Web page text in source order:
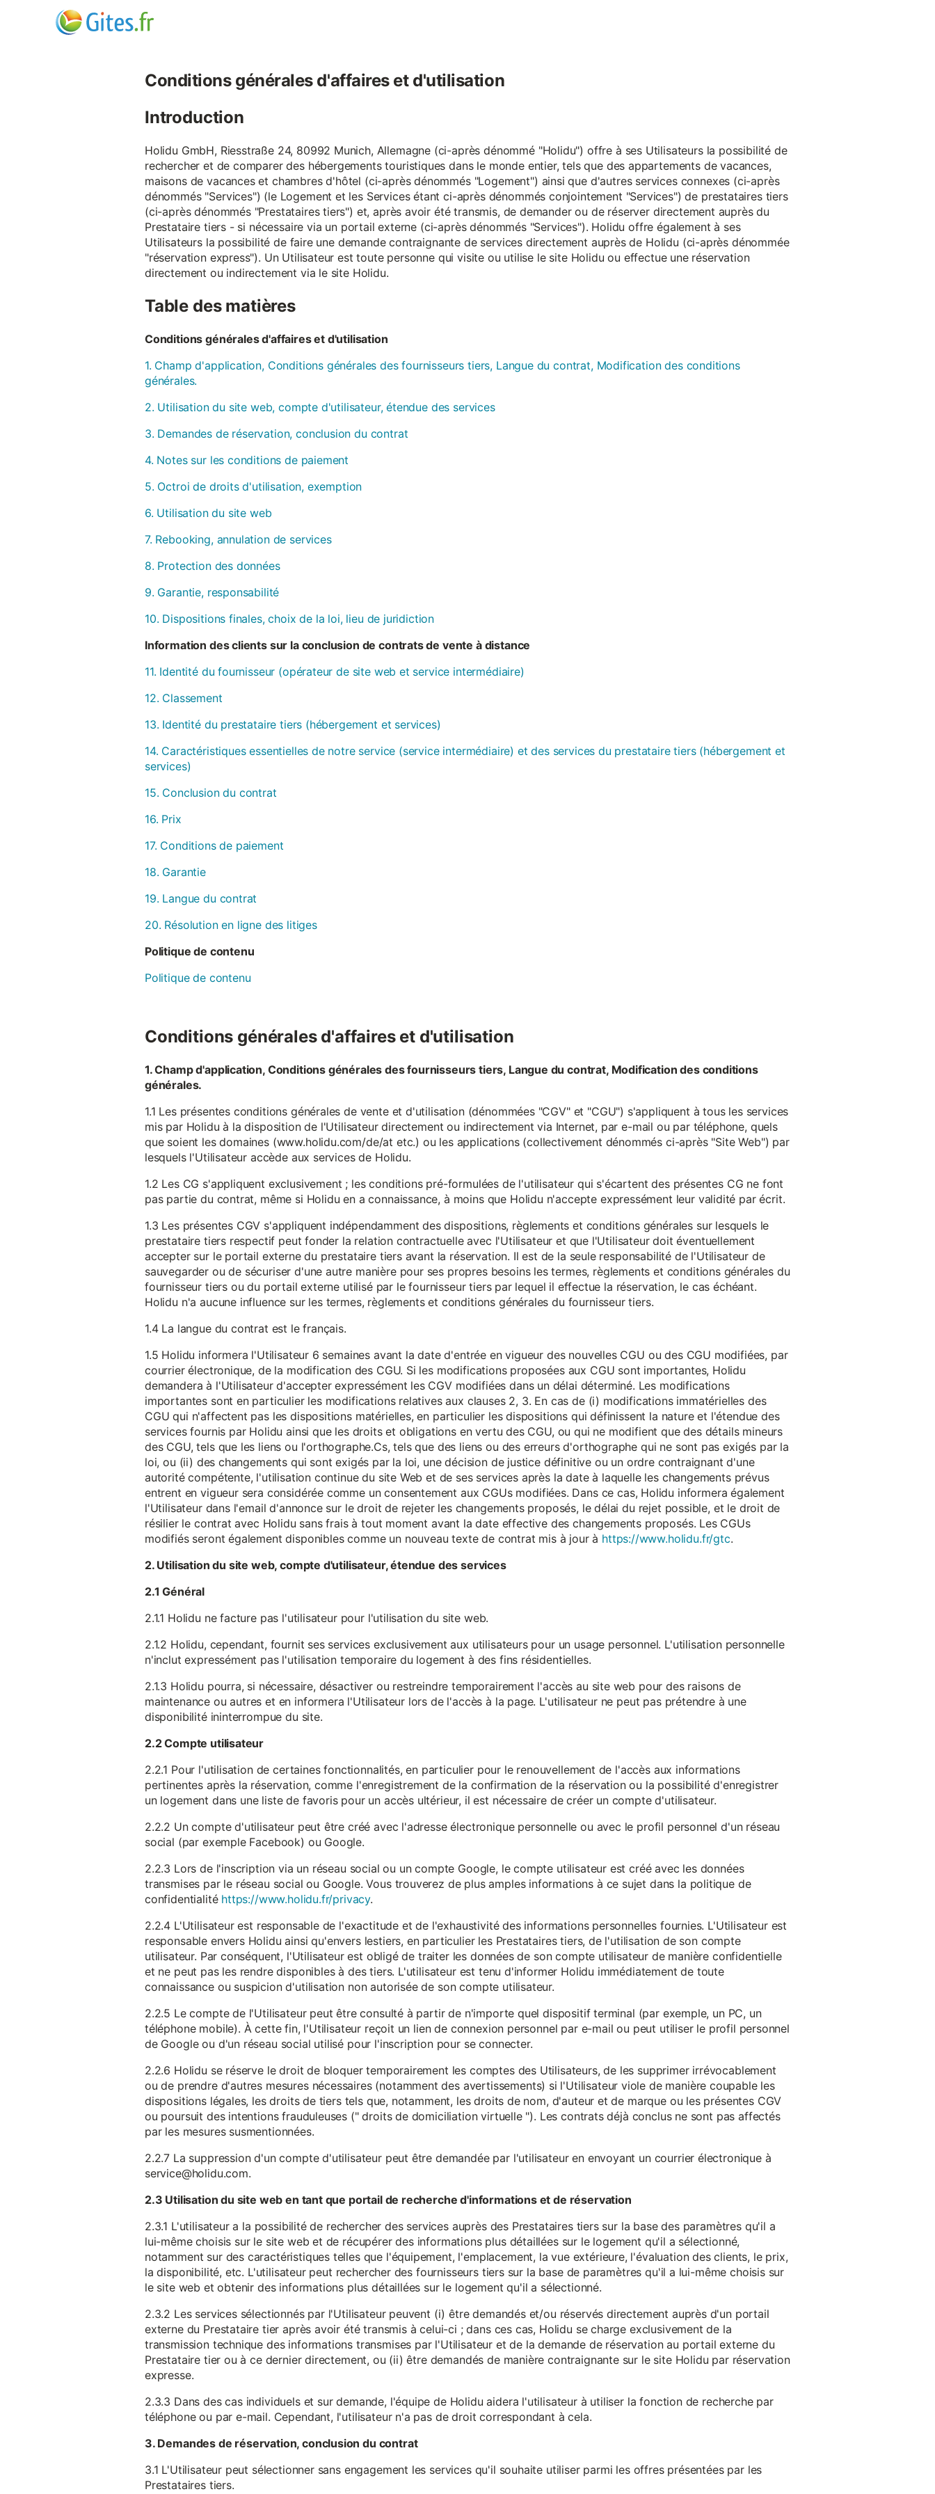
Conditions générales d'affaires et d'utilisation
Introduction
Holidu GmbH, Riesstraße 24, 80992 Munich, Allemagne (ci-après dénommé "Holidu") offre à ses Utilisateurs la possibilité de
rechercher et de comparer des hébergements touristiques dans le monde entier, tels que des appartements de vacances,
maisons de vacances et chambres d'hôtel (ci-après dénommés "Logement") ainsi que d'autres services connexes (ci-après
dénommés "Services") (le Logement et les Services étant ci-après dénommés conjointement "Services") de prestataires tiers
(ci-après dénommés "Prestataires tiers") et, après avoir été transmis, de demander ou de réserver directement auprès du
Prestataire tiers - si nécessaire via un portail externe (ci-après dénommés "Services"). Holidu offre également à ses
Utilisateurs la possibilité de faire une demande contraignante de services directement auprès de Holidu (ci-après dénommée
"réservation express"). Un Utilisateur est toute personne qui visite ou utilise le site Holidu ou effectue une réservation
directement ou indirectement via le site Holidu.
Table des matières
Conditions générales d'affaires et d'utilisation
1. Champ d'application, Conditions générales des fournisseurs tiers, Langue du contrat, Modification des conditions
générales.
2. Utilisation du site web, compte d'utilisateur, étendue des services
3. Demandes de réservation, conclusion du contrat
4. Notes sur les conditions de paiement
5. Octroi de droits d'utilisation, exemption
6. Utilisation du site web
7. Rebooking, annulation de services
8. Protection des données
9. Garantie, responsabilité
10. Dispositions finales, choix de la loi, lieu de juridiction
Information des clients sur la conclusion de contrats de vente à distance
11. Identité du fournisseur (opérateur de site web et service intermédiaire)
12. Classement
13. Identité du prestataire tiers (hébergement et services)
14. Caractéristiques essentielles de notre service (service intermédiaire) et des services du prestataire tiers (hébergement et
services)
15. Conclusion du contrat
16. Prix
17. Conditions de paiement
18. Garantie
19. Langue du contrat
20. Résolution en ligne des litiges
Politique de contenu
Politique de contenu
Conditions générales d'affaires et d'utilisation
1. Champ d'application, Conditions générales des fournisseurs tiers, Langue du contrat, Modification des conditions
générales.
1.1 Les présentes conditions générales de vente et d'utilisation (dénommées "CGV" et "CGU") s'appliquent à tous les services
mis par Holidu à la disposition de l'Utilisateur directement ou indirectement via Internet, par e-mail ou par téléphone, quels
que soient les domaines (www.holidu.com/de/at etc.) ou les applications (collectivement dénommés ci-après "Site Web") par
lesquels l'Utilisateur accède aux services de Holidu.
1.2 Les CG s'appliquent exclusivement ; les conditions pré-formulées de l'utilisateur qui s'écartent des présentes CG ne font
pas partie du contrat, même si Holidu en a connaissance, à moins que Holidu n'accepte expressément leur validité par écrit.
1.3 Les présentes CGV s'appliquent indépendamment des dispositions, règlements et conditions générales sur lesquels le
prestataire tiers respectif peut fonder la relation contractuelle avec l'Utilisateur et que l'Utilisateur doit éventuellement
accepter sur le portail externe du prestataire tiers avant la réservation. Il est de la seule responsabilité de l'Utilisateur de
sauvegarder ou de sécuriser d'une autre manière pour ses propres besoins les termes, règlements et conditions générales du
fournisseur tiers ou du portail externe utilisé par le fournisseur tiers par lequel il effectue la réservation, le cas échéant.
Holidu n'a aucune influence sur les termes, règlements et conditions générales du fournisseur tiers.
1.4 La langue du contrat est le français.
1.5 Holidu informera l'Utilisateur 6 semaines avant la date d'entrée en vigueur des nouvelles CGU ou des CGU modifiées, par
courrier électronique, de la modification des CGU. Si les modifications proposées aux CGU sont importantes, Holidu
demandera à l'Utilisateur d'accepter expressément les CGV modifiées dans un délai déterminé. Les modifications
importantes sont en particulier les modifications relatives aux clauses 2, 3. En cas de (i) modifications immatérielles des
CGU qui n'affectent pas les dispositions matérielles, en particulier les dispositions qui définissent la nature et l'étendue des
services fournis par Holidu ainsi que les droits et obligations en vertu des CGU, ou qui ne modifient que des détails mineurs
des CGU, tels que les liens ou l'orthographe.Cs, tels que des liens ou des erreurs d'orthographe qui ne sont pas exigés par la
loi, ou (ii) des changements qui sont exigés par la loi, une décision de justice définitive ou un ordre contraignant d'une
autorité compétente, l'utilisation continue du site Web et de ses services après la date à laquelle les changements prévus
entrent en vigueur sera considérée comme un consentement aux CGUs modifiées. Dans ce cas, Holidu informera également
l'Utilisateur dans l'email d'annonce sur le droit de rejeter les changements proposés, le délai du rejet possible, et le droit de
résilier le contrat avec Holidu sans frais à tout moment avant la date effective des changements proposés. Les CGUs
modifiés seront également disponibles comme un nouveau texte de contrat mis à jour à https://www.holidu.fr/gtc.
2. Utilisation du site web, compte d'utilisateur, étendue des services
2.1 Général
2.1.1 Holidu ne facture pas l'utilisateur pour l'utilisation du site web.
2.1.2 Holidu, cependant, fournit ses services exclusivement aux utilisateurs pour un usage personnel. L'utilisation personnelle
n'inclut expressément pas l'utilisation temporaire du logement à des fins résidentielles.
2.1.3 Holidu pourra, si nécessaire, désactiver ou restreindre temporairement l'accès au site web pour des raisons de
maintenance ou autres et en informera l'Utilisateur lors de l'accès à la page. L'utilisateur ne peut pas prétendre à une
disponibilité ininterrompue du site.
2.2 Compte utilisateur
2.2.1 Pour l'utilisation de certaines fonctionnalités, en particulier pour le renouvellement de l'accès aux informations
pertinentes après la réservation, comme l'enregistrement de la confirmation de la réservation ou la possibilité d'enregistrer
un logement dans une liste de favoris pour un accès ultérieur, il est nécessaire de créer un compte d'utilisateur.
2.2.2 Un compte d'utilisateur peut être créé avec l'adresse électronique personnelle ou avec le profil personnel d'un réseau
social (par exemple Facebook) ou Google.
2.2.3 Lors de l'inscription via un réseau social ou un compte Google, le compte utilisateur est créé avec les données
transmises par le réseau social ou Google. Vous trouverez de plus amples informations à ce sujet dans la politique de
confidentialité https://www.holidu.fr/privacy.
2.2.4 L'Utilisateur est responsable de l'exactitude et de l'exhaustivité des informations personnelles fournies. L'Utilisateur est
responsable envers Holidu ainsi qu'envers lestiers, en particulier les Prestataires tiers, de l'utilisation de son compte
utilisateur. Par conséquent, l'Utilisateur est obligé de traiter les données de son compte utilisateur de manière confidentielle
et ne peut pas les rendre disponibles à des tiers. L'utilisateur est tenu d'informer Holidu immédiatement de toute
connaissance ou suspicion d'utilisation non autorisée de son compte utilisateur.
2.2.5 Le compte de l'Utilisateur peut être consulté à partir de n'importe quel dispositif terminal (par exemple, un PC, un
téléphone mobile). À cette fin, l'Utilisateur reçoit un lien de connexion personnel par e-mail ou peut utiliser le profil personnel
de Google ou d'un réseau social utilisé pour l'inscription pour se connecter.
2.2.6 Holidu se réserve le droit de bloquer temporairement les comptes des Utilisateurs, de les supprimer irrévocablement
ou de prendre d'autres mesures nécessaires (notamment des avertissements) si l'Utilisateur viole de manière coupable les
dispositions légales, les droits de tiers tels que, notamment, les droits de nom, d'auteur et de marque ou les présentes CGV
ou poursuit des intentions frauduleuses (" droits de domiciliation virtuelle "). Les contrats déjà conclus ne sont pas affectés
par les mesures susmentionnées.
2.2.7 La suppression d'un compte d'utilisateur peut être demandée par l'utilisateur en envoyant un courrier électronique à
service@holidu.com.
2.3 Utilisation du site web en tant que portail de recherche d'informations et de réservation
2.3.1 L'utilisateur a la possibilité de rechercher des services auprès des Prestataires tiers sur la base des paramètres qu'il a
lui-même choisis sur le site web et de récupérer des informations plus détaillées sur le logement qu'il a sélectionné,
notamment sur des caractéristiques telles que l'équipement, l'emplacement, la vue extérieure, l'évaluation des clients, le prix,
la disponibilité, etc. L'utilisateur peut rechercher des fournisseurs tiers sur la base de paramètres qu'il a lui-même choisis sur
le site web et obtenir des informations plus détaillées sur le logement qu'il a sélectionné.
2.3.2 Les services sélectionnés par l'Utilisateur peuvent (i) être demandés et/ou réservés directement auprès d'un portail
externe du Prestataire tier après avoir été transmis à celui-ci ; dans ces cas, Holidu se charge exclusivement de la
transmission technique des informations transmises par l'Utilisateur et de la demande de réservation au portail externe du
Prestataire tier ou à ce dernier directement, ou (ii) être demandés de manière contraignante sur le site Holidu par réservation
expresse.
2.3.3 Dans des cas individuels et sur demande, l'équipe de Holidu aidera l'utilisateur à utiliser la fonction de recherche par
téléphone ou par e-mail. Cependant, l'utilisateur n'a pas de droit correspondant à cela.
3. Demandes de réservation, conclusion du contrat
3.1 L'Utilisateur peut sélectionner sans engagement les services qu'il souhaite utiliser parmi les offres présentées par les
Prestataires tiers.